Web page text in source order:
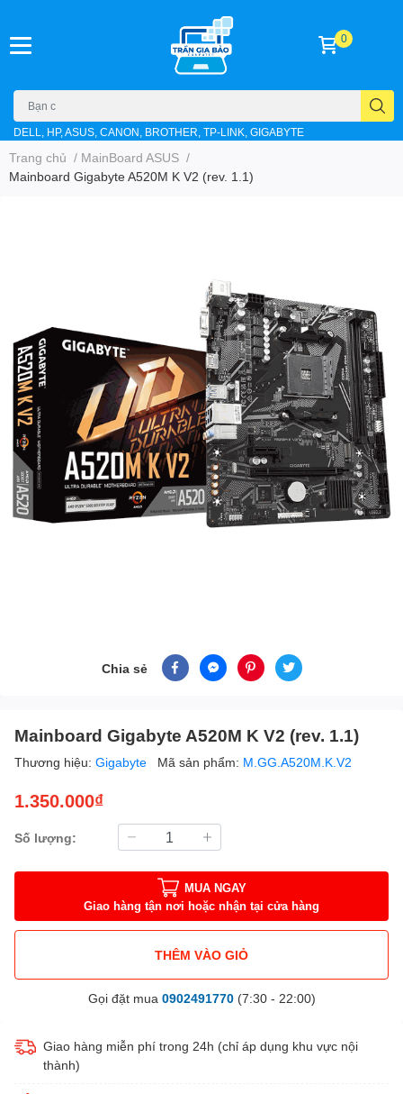
DELL, HP, ASUS, CANON, BROTHER, TP-LINK, GIGABYTE
0
Trang chủ / MainBoard ASUS /
Mainboard Gigabyte A520M K V2 (rev. 1.1)
Chia sẻ
Mainboard Gigabyte A520M K V2 (rev. 1.1)
Thương hiệu: Gigabyte Mã sản phẩm: M.GG.A520M.K.V2
1.350.000₫
Số lượng:
MUA NGAY
Giao hàng tận nơi hoặc nhận tại cửa hàng
THÊM VÀO GIỎ
Gọi đặt mua 0902491770(7:30 - 22:00)
Giao hàng miễn phí trong 24h (chỉ áp dụng khu vực nội
thành)